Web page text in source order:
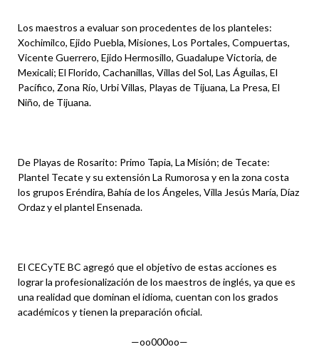
Los maestros a evaluar son procedentes de los planteles:
Xochimilco, Ejido Puebla, Misiones, Los Portales, Compuertas,
Vicente Guerrero, Ejido Hermosillo, Guadalupe Victoria, de
Mexicali; El Florido, Cachanillas, Villas del Sol, Las Águilas, El
Pacífico, Zona Río, Urbi Villas, Playas de Tijuana, La Presa, El
Niño, de Tijuana.
De Playas de Rosarito: Primo Tapia, La Misión; de Tecate:
Plantel Tecate y su extensión La Rumorosa y en la zona costa
los grupos Eréndira, Bahía de los Ángeles, Villa Jesús María, Díaz
Ordaz y el plantel Ensenada.
El CECyTE BC agregó que el objetivo de estas acciones es
lograr la profesionalización de los maestros de inglés, ya que es
una realidad que dominan el idioma, cuentan con los grados
académicos y tienen la preparación oficial.
—oo000oo—